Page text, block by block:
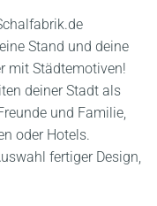
Stand und deine
mit Städtemotiven!
deiner Stadt als
und Familie,
oder Hotels.
fertiger Design,